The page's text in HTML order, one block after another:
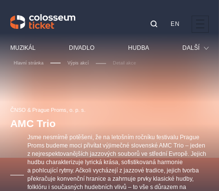
MUZIKÁL DIVADLO HUDBA DALŠÍ
Sport
Ostatní
EN
Hlavní stránka Výpis akcí Detail akce
ČNSO & Prague Proms, o. p. s.
AMC Trio
Jsme nesmírně potěšeni, že na letošním ročníku festivalu Prague
Proms budeme moci přivítat výjimečné slovenské AMC Trio – jeden
z nejrespektovanějších jazzových souborů ve střední Evropě. Jejich
hudbu charakterizuje lyrická krása, sofistikovaná harmonie
a pohlcující rytmy. Ačkoli vycházejí z jazzové tradice, jejich tvorba
překračuje konvenční hranice a zahrnuje prvky klasické hudby,
folklóru i současných hudebních vlivů – to vše s důrazem na
OBYČEJNÁ HOLKA
Agentura 44, s.r.o.
Pink Panther Agency,
Ostatní hledají
muzikálypraha